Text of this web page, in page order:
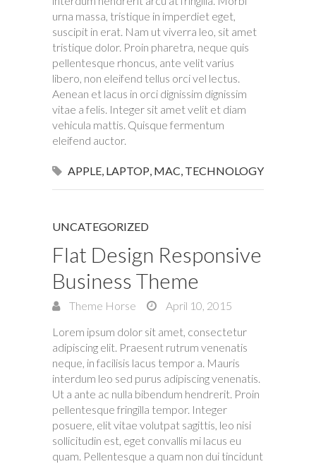
urna massa, tristique in imperdiet eget,
suscipit in erat. Nam ut viverra leo, sit amet
tristique dolor. Proin pharetra, neque quis
pellentesque rhoncus, ante velit varius
libero, non eleifend tellus orci vel lectus.
Aenean et lacus in orci dignissim dignissim
vitae a felis. Integer sit amet velit et diam
vehicula mattis. Quisque fermentum
eleifend auctor.
APPLE, LAPTOP, MAC, TECHNOLOGY
UNCATEGORIZED
Flat Design Responsive
Business Theme
Theme Horse
April 10, 2015
Lorem ipsum dolor sit amet, consectetur
adipiscing elit. Praesent rutrum venenatis
neque, in facilisis lacus tempor a. Mauris
interdum leo sed purus adipiscing venenatis.
Ut a ante ac nulla bibendum hendrerit. Proin
pellentesque fringilla tempor. Integer
posuere, elit vitae volutpat sagittis, leo nisi
sollicitudin est, eget convallis mi lacus eu
quam. Pellentesque a quam non dui tincidunt